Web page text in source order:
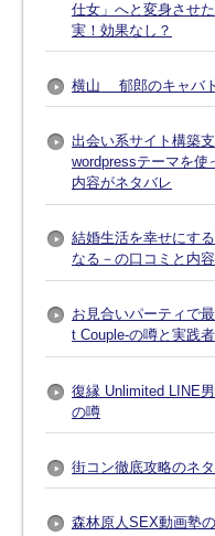
仕女」へと変身させ
実！効果なし？
横山 郁郎のキャバト
出会い系サイト構築
wordpressテーマを使
内容がネタバレ
結婚生活を幸せにす
なる－の口コミと内
お見合いパーティで
t Couple-の噂と実践
復縁 Unlimited LINE
の噂
街コン徹底攻略のネ
森林原人SEX動画塾